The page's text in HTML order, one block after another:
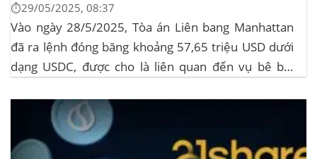
⏱️29/05/2025, 08:37
Vào ngày 28/5/2025, Tòa án Liên bang Manhattan
đã ra lệnh đóng băng khoảng 57,65 triệu USD dưới
dạng USDC, được cho là liên quan đến vụ bê bối
tập thể do Burwick Law đại diện, cáo buộc các công